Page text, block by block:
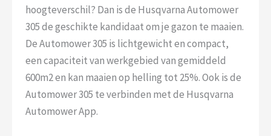
hoogteverschil? Dan is de Husqvarna Automower
305 de geschikte kandidaat om je gazon te maaien.
De Automower 305 is lichtgewicht en compact,
een capaciteit van werkgebied van gemiddeld
600m2 en kan maaien op helling tot 25%. Ook is de
Automower 305 te verbinden met de Husqvarna
Automower App.